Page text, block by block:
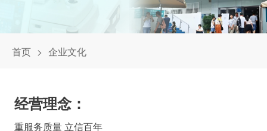
首页 企业文化
经营理念：
重服务质量 立信百年